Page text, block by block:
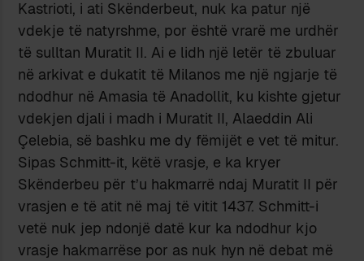
Kastrioti, i ati Skënderbeut, nuk ka patur një
vdekje të natyrshme, por është vrarë me urdhër
të sulltan Muratit II. Ai e lidh një letër të zbuluar
në arkivat e dukatit të Milanos me një ngjarje të
ndodhur në Amasia të Anadollit, ku kishte gjetur
vdekjen djali i madh i Muratit II, Alaeddin Ali
Çelebia, së bashku me dy fëmijët e vet të mitur.
Sipas Schmitt-it, këtë vrasje, e ka kryer
Skënderbeu për t’u hakmarrë ndaj Muratit II për
vrasjen e të atit në maj të vitit 1437. Schmitt-i
vetë nuk jep ndonjë datë kur ka ndodhur kjo
vrasje hakmarrëse por as nuk hyn në debat më